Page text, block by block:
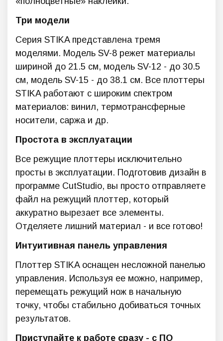
Три модели
Серия STIKA представлена тремя
моделями. Модель SV-8 режет материалы
шириной до 21.5 см, модель SV-12 - до 30.5
см, модель SV-15 - до 38.1 см. Все плоттеры
STIKA работают с широким спектром
материалов: винил, термотрансферные
носители, саржа и др.
Простота в эксплуатации
Все режущие плоттеры исключительно
просты в эксплуатации. Подготовив дизайн в
программе CutStudio, вы просто отправляете
файл на режущий плоттер, который
аккуратно вырезает все элементы.
Отделяете лишний материал - и все готово!
Интуитивная панель управления
Плоттер STIKA оснащен несложной панелью
управления. Используя ее можно, например,
перемещать режущий нож в начальную
точку, чтобы стабильно добиваться точных
результатов.
Приступайте к работе сразу - с ПО